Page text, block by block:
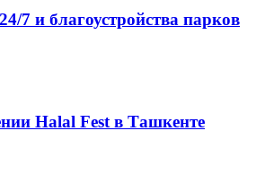
7 и благоустройства парков
Halal Fest в Ташкенте